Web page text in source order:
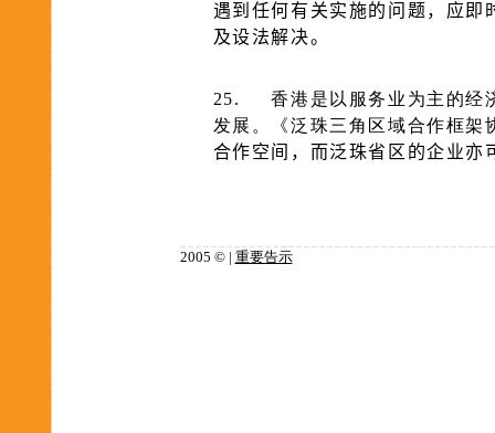
遇到任何有关实施的问题，应即
及设法解决。
25.
香港是以服务业为主的经
发展。《泛珠三角区域合作框架
合作空间，而泛珠省区的企业亦
2005 © | 重要告示